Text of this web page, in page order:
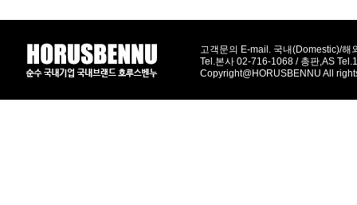
고객문의 E-mail. 국내(Domestic)/
Tel.본사 02-716-1068 / 총판,AS
Copyright@HORUSBENNU All